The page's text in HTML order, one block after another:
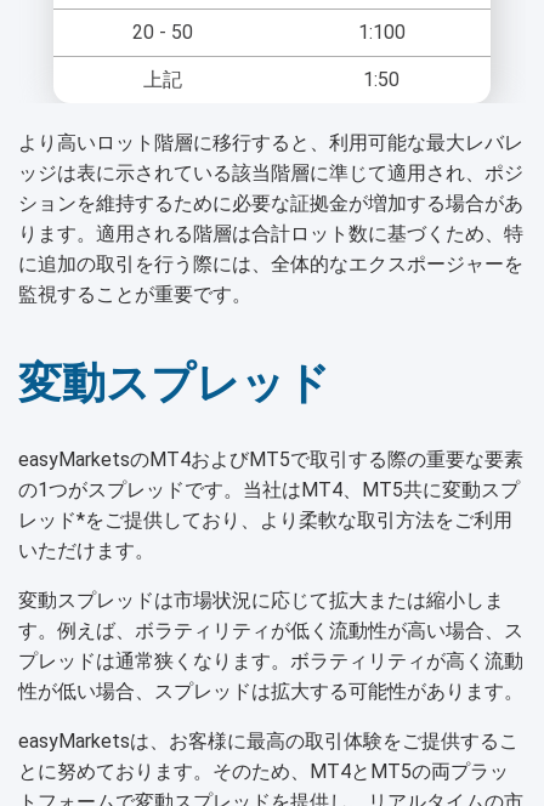
20 - 50 1:100
上記 1:50
より高いロット階層に移行すると、利用可能な最大レバレ
ッジは表に示されている該当階層に準じて適用され、ポジ
ションを維持するために必要な証拠金が増加する場合があ
ります。適用される階層は合計ロット数に基づくため、特
に追加の取引を行う際には、全体的なエクスポージャーを
監視することが重要です。
変動スプレッド
easyMarketsのMT4およびMT5で取引する際の重要な要素
の1つがスプレッドです。当社はMT4、MT5共に変動スプ
レッド*をご提供しており、より柔軟な取引方法をご利用
いただけます。
変動スプレッドは市場状況に応じて拡大または縮小しま
す。例えば、ボラティリティが低く流動性が高い場合、ス
プレッドは通常狭くなります。ボラティリティが高く流動
性が低い場合、スプレッドは拡大する可能性があります。
easyMarketsは、お客様に最高の取引体験をご提供するこ
とに努めております。そのため、MT4とMT5の両プラッ